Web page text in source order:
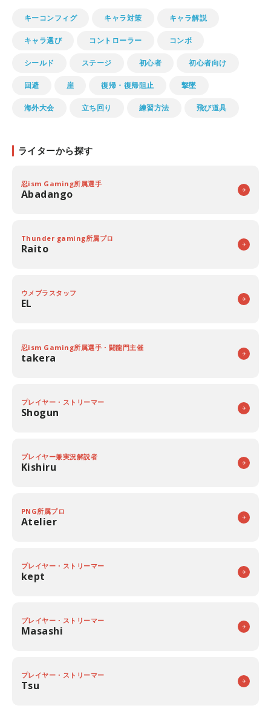
キーコンフィグ キャラ対策 キャラ解説
キャラ選び コントローラー コンボ
シールド ステージ 初心者 初心者向け
回避 崖 復帰・復帰阻止 撃墜
海外大会 立ち回り 練習方法 飛び道具
ライターから探す
忍ism Gaming所属選手
Abadango
Thunder gaming所属プロ
Raito
ウメブラスタッフ
EL
忍ism Gaming所属選手・闘龍門主催
takera
プレイヤー・ストリーマー
Shogun
プレイヤー兼実況解説者
Kishiru
PNG所属プロ
Atelier
プレイヤー・ストリーマー
kept
プレイヤー・ストリーマー
Masashi
プレイヤー・ストリーマー
Tsu